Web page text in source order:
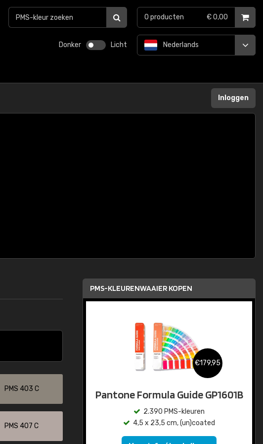
Donker Licht Nederlands
0 producten € 0,00
Inloggen
PMS 403 C
PMS 407 C
PMS-KLEURENWAAIER KOPEN
€179,95
Pantone Formula Guide GP1601B
2.390 PMS-kleuren
4,5 x 23,5 cm, (un)coated